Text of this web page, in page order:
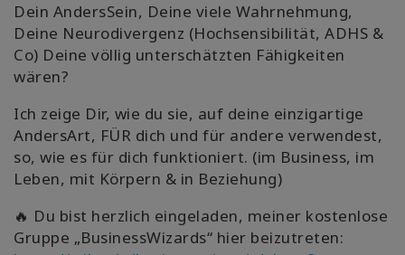
Dein AndersSein, Deine viele Wahrnehmung,
Deine Neurodivergenz (Hochsensibilität, ADHS &
Co) Deine völlig unterschätzten Fähigkeiten
wären?
Ich zeige Dir, wie du sie, auf deine einzigartige
AndersArt, FÜR dich und für andere verwendest,
so, wie es für dich funktioniert. (im Business, im
Leben, mit Körpern & in Beziehung)
🔥 Du bist herzlich eingeladen, meiner kostenlose
Gruppe „BusinessWizards“ hier beizutreten: